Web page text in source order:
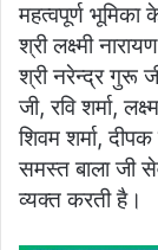
महत्वपूर्ण भूमिका
श्री लक्ष्मी
श्री नरेन्द्र गुरू
जी, रवि शर्मा,
शिवम शर्मा, दीपक
समस्त बाला जी
व्यक्त करती है।